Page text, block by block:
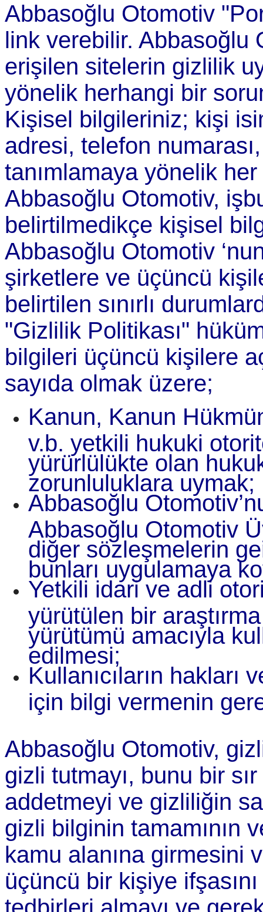
Abbasoğlu Otomotiv
link verebilir. Abbasoğlu
erişilen sitelerin gizlilik
yönelik herhangi bir
Kişisel bilgileriniz; kişi
adresi, telefon
tanımlamaya yönelik
Abbasoğlu Otomotiv,
belirtilmedikçe kişisel
Abbasoğlu Otomotiv
şirketlere ve üçüncü
belirtilen sınırlı
"Gizlilik Politikası"
bilgileri üçüncü kişilere
sayıda olmak üzere;
Kanun, Kanun
v.b. yetkili hukuki
yürürlülükte olan
zorunluluklara uymak;
Abbasoğlu
Abbasoğlu Otomotiv
diğer sözleşmelerin
bunları uygulamaya
Yetkili idari ve adli
yürütülen bir
yürütümü amacıyla
edilmesi;
Kullanıcıların
için bilgi vermenin
Abbasoğlu Otomotiv,
gizli tutmayı, bunu bir
addetmeyi ve gizliliğin
gizli bilginin tamamının
kamu alanına girmesini
üçüncü bir kişiye